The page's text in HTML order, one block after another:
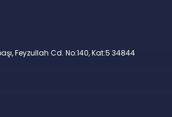
Feyzullah Cd. No:140, Kat:5 34844